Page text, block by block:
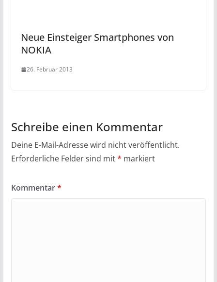
Neue Einsteiger Smartphones von
NOKIA
26. Februar 2013
Schreibe einen Kommentar
Deine E-Mail-Adresse wird nicht veröffentlicht.
Erforderliche Felder sind mit* markiert
Kommentar*